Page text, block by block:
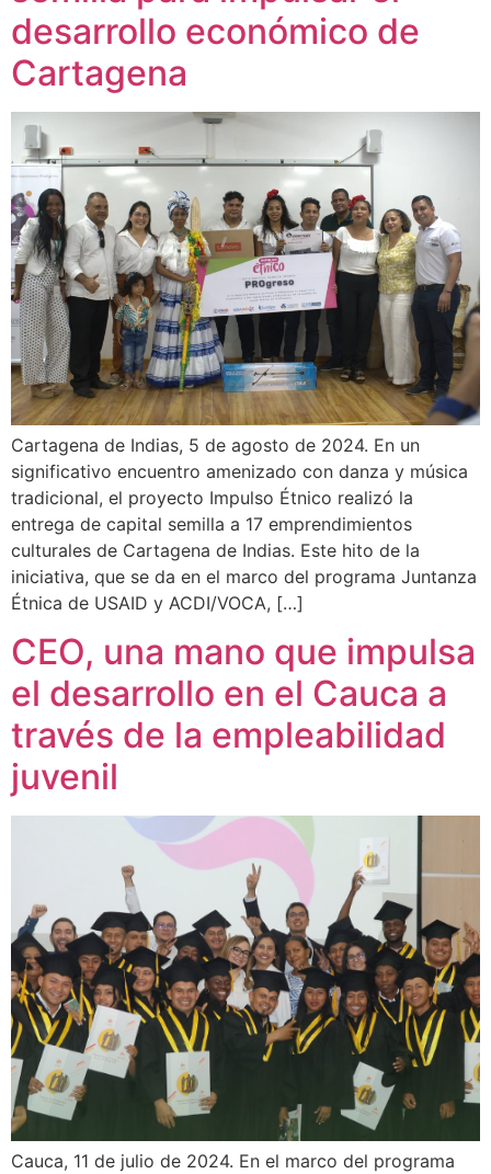
desarrollo económico de
Cartagena
Cartagena de Indias, 5 de agosto de 2024. En un
significativo encuentro amenizado con danza y música
tradicional, el proyecto Impulso Étnico realizó la
entrega de capital semilla a 17 emprendimientos
culturales de Cartagena de Indias. Este hito de la
iniciativa, que se da en el marco del programa Juntanza
Étnica de USAID y ACDI/VOCA, […]
CEO, una mano que impulsa
el desarrollo en el Cauca a
través de la empleabilidad
juvenil
Cauca, 11 de julio de 2024. En el marco del programa